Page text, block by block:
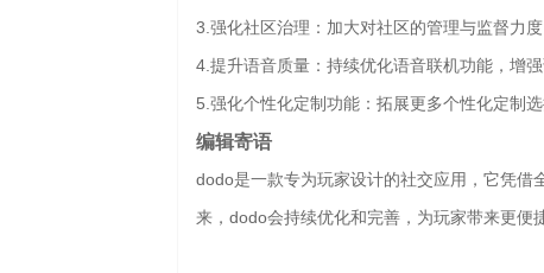
3.强化社区治理：加大对社区的管理与监督力
4.提升语音质量：持续优化语音联机功能，增强
5.强化个性化定制功能：拓展更多个性化定制
编辑寄语
dodo是一款专为玩家设计的社交应用，它凭借
来，dodo会持续优化和完善，为玩家带来更便